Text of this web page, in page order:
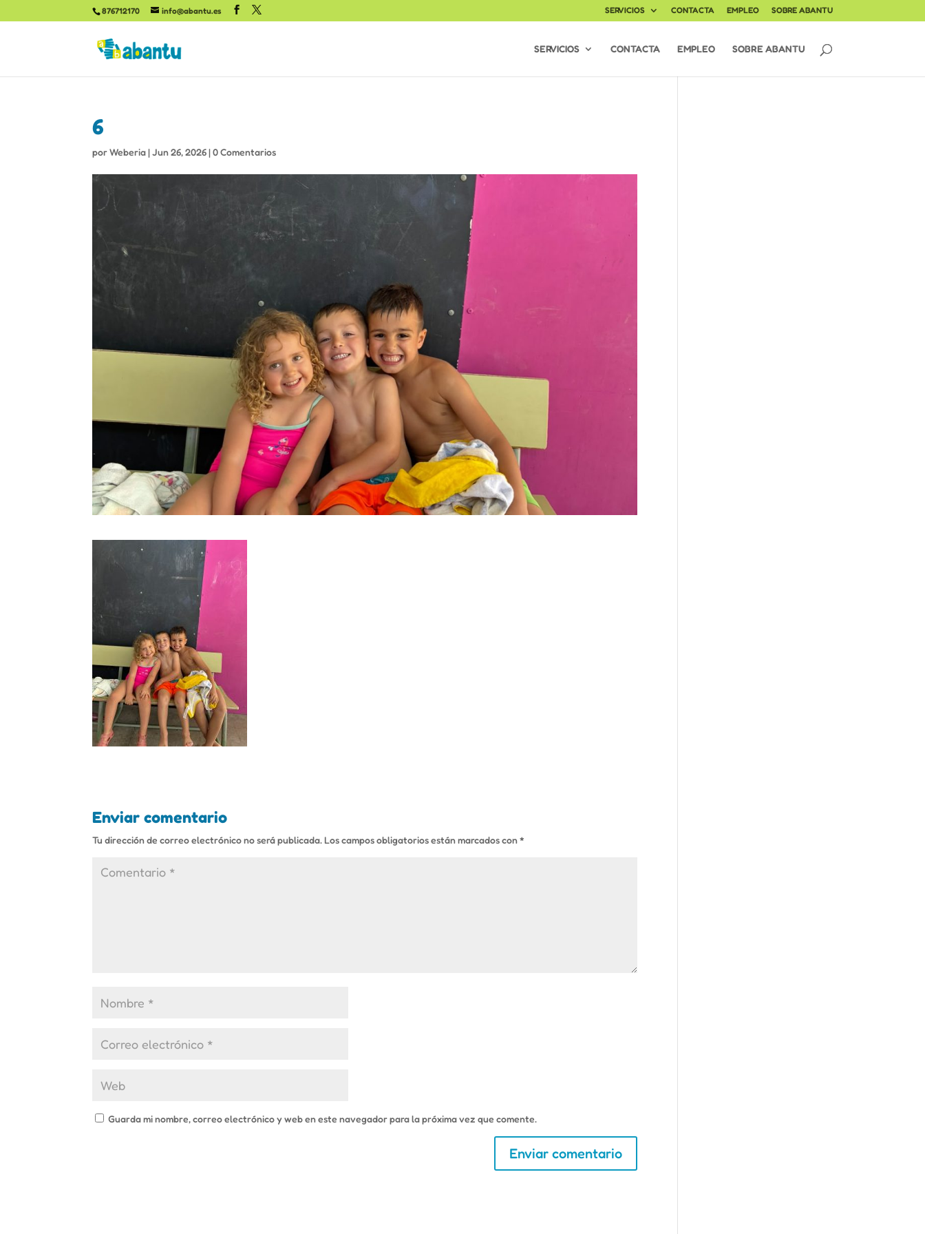
876712170 info@abantu.es SERVICIOS CONTACTA EMPLEO SOBRE ABANTU
SERVICIOS CONTACTA EMPLEO SOBRE ABANTU
6
porWeberia|Jun 26, 2026|0 Comentarios
Enviar comentario
Tu dirección de correo electrónico no será publicada. Los campos obligatorios están marcados con*
Guarda mi nombre, correo electrónico y web en este navegador para la próxima vez que comente.